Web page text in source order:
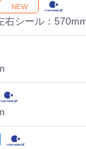
右シール：